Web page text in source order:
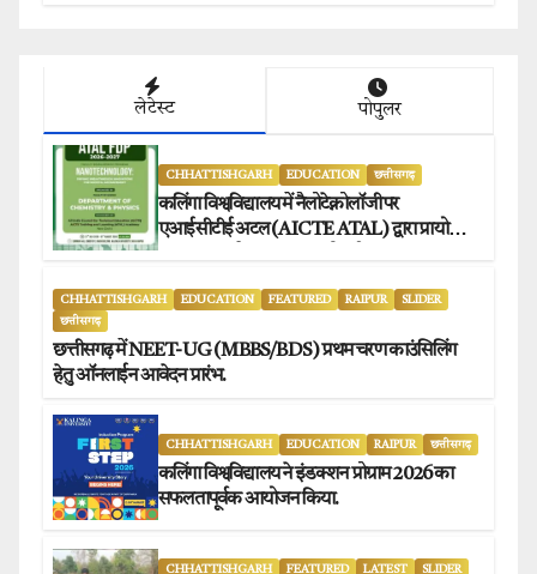
लेटेस्ट पोपुलर
CHHATTISHGARH EDUCATION छत्तीसगढ़
कलिंगा विश्वविद्यालय में नैलोटेक्नोलॉजी पर
एआईसीटीई अटल (AICTE ATAL) द्वारा प्रायोजित
CHHATTISHGARH EDUCATION FEATURED RAIPUR
SLIDER
छत्तीसगढ़
छत्तीसगढ़ में NEET-UG (MBBS/BDS) प्रथम चरण काउंसिलिंग
हेतु ऑनलाईन आवेदन प्रारंभ.
CHHATTISHGARH EDUCATION RAIPUR छत्तीसगढ़
कलिंगा विश्वविद्यालय ने इंडक्शन प्रोग्राम 2026 का
सफलतापूर्वक आयोजन किया.
CHHATTISHGARH FEATURED LATEST
SLIDER